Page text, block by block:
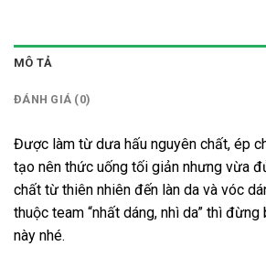
MÔ TẢ
ĐÁNH GIÁ (0)
Được làm từ dưa hấu nguyên chất, ép
tạo nên thức uống tối giản nhưng vừa
chất từ thiên nhiên đến làn da và vóc
thuộc team “nhất dáng, nhì da” thì
này nhé.